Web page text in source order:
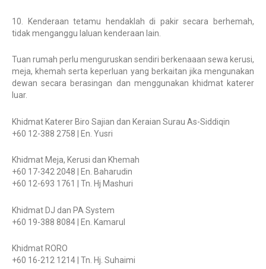
10. Kenderaan tetamu hendaklah di pakir secara berhemah,
tidak menganggu laluan kenderaan lain.
Tuan rumah perlu menguruskan sendiri berkenaaan sewa kerusi,
meja, khemah serta keperluan yang berkaitan jika mengunakan
dewan secara berasingan dan menggunakan khidmat katerer
luar.
Khidmat Katerer Biro Sajian dan Keraian Surau As-Siddiqin
+60 12-388 2758 | En. Yusri
Khidmat Meja, Kerusi dan Khemah
+60 17-342 2048 | En. Baharudin
+60 12-693 1761 | Tn. Hj Mashuri
Khidmat DJ dan PA System
+60 19-388 8084 | En. Kamarul
Khidmat RORO
+60 16-212 1214 | Tn. Hj. Suhaimi